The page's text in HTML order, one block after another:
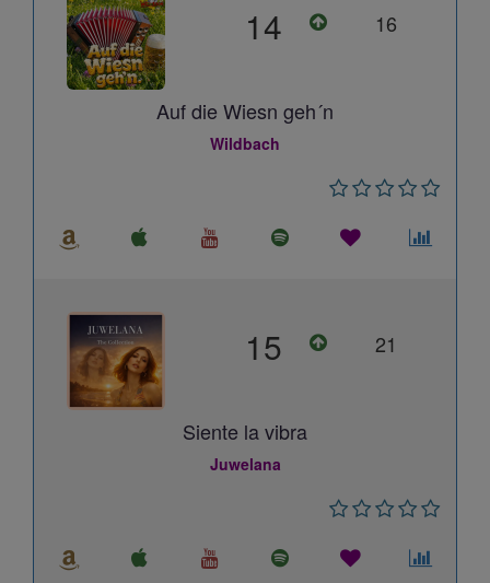
14 16
Auf die Wiesn geh´n
Wildbach
15 21
Siente la vibra
Juwelana